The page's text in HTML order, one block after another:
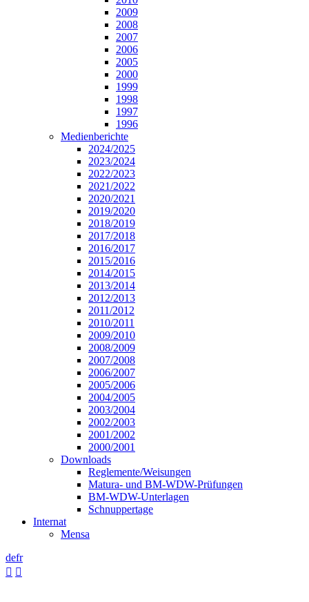
2009
2008
2007
2006
2005
2000
1999
1998
1997
1996
Medienberichte
2024/2025
2023/2024
2022/2023
2021/2022
2020/2021
2019/2020
2018/2019
2017/2018
2016/2017
2015/2016
2014/2015
2013/2014
2012/2013
2011/2012
2010/2011
2009/2010
2008/2009
2007/2008
2006/2007
2005/2006
2004/2005
2003/2004
2002/2003
2001/2002
2000/2001
Downloads
Reglemente/Weisungen
Matura- und BM-WDW-Prüfungen
BM-WDW-Unterlagen
Schnuppertage
Internat
Mensa
defr
 